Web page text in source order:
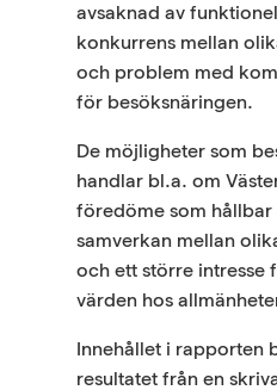
avsaknad av
konkurrens mellan
och problem med
för besöksnäringen.
De möjligheter som
handlar bl.a. om
föredöme som
samverkan mellan
och ett större intresse
värden hos
Innehållet i rapporten
resultatet från en